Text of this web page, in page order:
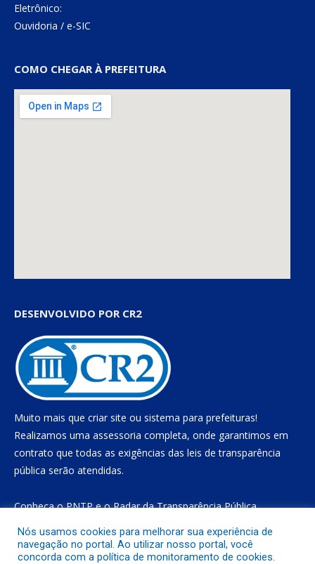
Eletrônico:
Ouvidoria / e-SIC
COMO CHEGAR À PREFEITURA
DESENVOLVIDO POR CR2
Muito mais que criar site ou sistema para prefeituras!
Realizamos uma assessoria completa, onde garantimos em
contrato que todas as exigências das leis de transparência
pública serão atendidas.
Conheça oPNTPe oRadar da Transparência Pública
Todos os direitos reservados a Prefeitura Municipal de Gurupá
Nós usamos cookies para melhorar sua experiência de
navegação no portal. Ao utilizar nosso portal, você
concorda com a política de monitoramento de cookies.